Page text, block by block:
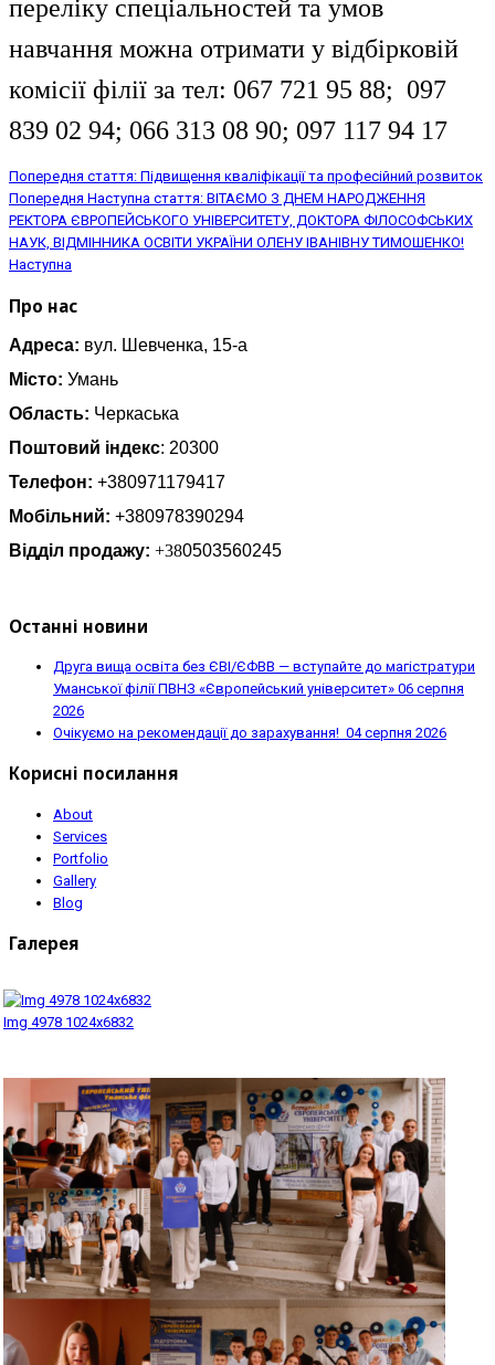
переліку спеціальностей та умов
навчання можна отримати у відбірковій
комісії філії за тел: 067 721 95 88; 097
839 02 94; 066 313 08 90; 097 117 94 17
Попередня стаття: Підвищення кваліфікації та професійний розвиток
Попередня Наступна стаття: ВІТАЄМО З ДНЕМ НАРОДЖЕННЯ
РЕКТОРА ЄВРОПЕЙСЬКОГО УНІВЕРСИТЕТУ, ДОКТОРА ФІЛОСОФСЬКИХ
НАУК, ВІДМІННИКА ОСВІТИ УКРАЇНИ ОЛЕНУ ІВАНІВНУ ТИМОШЕНКО!
Наступна
Про нас
Адреса: вул. Шевченка, 15-а
Місто: Умань
Область: Черкаська
Поштовий індекс: 20300
Телефон: +380971179417
Мобільний: +380978390294
Відділ продажу: +380503560245
Останні новини
Друга вища освіта без ЄВІ/ЄФВВ — вступайте до магістратури
Уманської філії ПВНЗ «Європейський університет» 06 серпня
2026
Очікуємо на рекомендації до зарахування! 04 серпня 2026
Корисні посилання
About
Services
Portfolio
Gallery
Blog
Галерея
Img 4978 1024x6832